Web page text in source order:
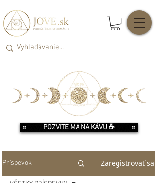
POZVITE MA NA KÁVU ☕️
Príspevok Zaregistrovať sa